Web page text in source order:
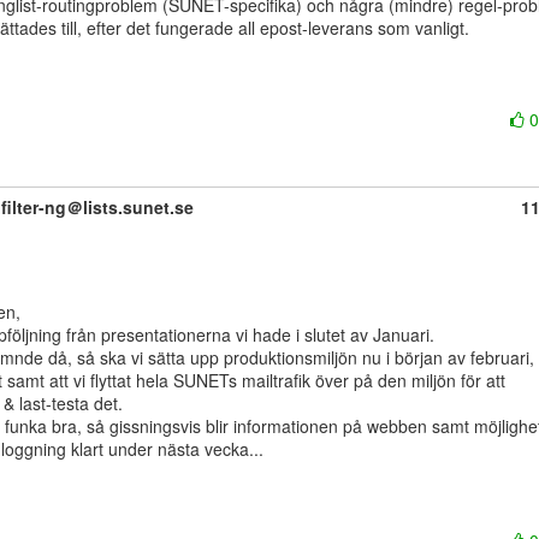
till, efter det fungerade all epost-leverans som vanligt.
ng＠lists.sunet.se
från presentationerna vi hade i slutet av Januari.
då, så ska vi sätta upp produktionsmiljön nu i början av
samt att vi flyttat hela SUNETs mailtrafik över på den miljön för att
last-testa det.
bra, så gissningsvis blir informationen på webben samt
klart under nästa vecka...